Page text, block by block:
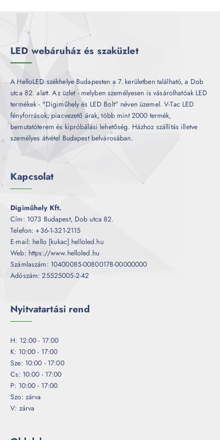
LED webáruház és szaküzlet
A HelloLED székhelye Budapesten a 7. kerületben található, a Dob
utca 82. alatt. Az üzlet - melyben személyesen is vásárolhatóak LED
termékek - "Digiműhely és LED Bolt" néven üzemel. V-Tac LED
fényforrások, piacvezető árak, több mint 2000 termék,
bemutatóterem és kipróbálási lehetőség. Házhoz szállítás illetve
személyes átvétel Budapest belvárosában.
Kapcsolat
Digiműhely Kft.
Cím: 1073 Budapest, Dob utca 82.
Telefon: +36-1-321-2115
E-mail: hello [kukac] helloled.hu
Web: https://www.helloled.hu
Számlaszám: 10400085-00800178-00000000
Adószám: 25525005-2-42
Nyitvatartási rend
H: 12:00 - 17:00
K: 10:00 - 17:00
Sze: 10:00 - 17:00
Cs: 10:00 - 17:00
P: 10:00 - 17:00
Szo: zárva
V: zárva